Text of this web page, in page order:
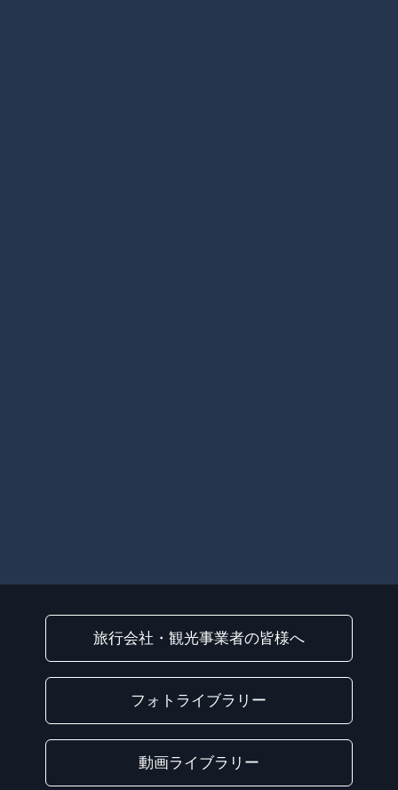
旅行会社・観光事業者の皆様へ
フォトライブラリー
動画ライブラリー